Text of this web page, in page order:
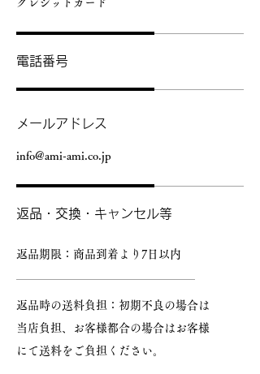
クレジットカード
電話番号
メールアドレス
info@ami-ami.co.jp
返品・交換・キャンセル等
返品期限：商品到着より7日以内
返品時の送料負担：初期不良の場合は
当店負担、お客様都合の場合はお客様
にて送料をご負担ください。